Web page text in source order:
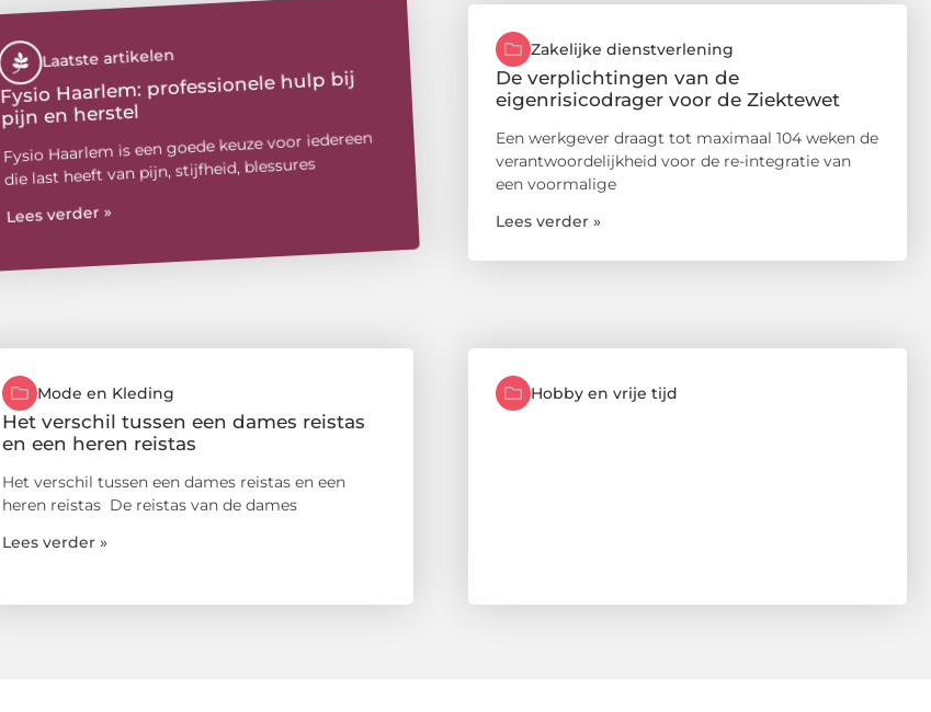
Laatste artikelen
Fysio Haarlem: professionele hulp bij
pijn en herstel
Fysio Haarlem is een goede keuze voor iedereen
die last heeft van pijn, stijfheid, blessures
Lees verder »
Zakelijke dienstverlening
De verplichtingen van de
eigenrisicodrager voor de Ziektewet
Een werkgever draagt tot maximaal 104 weken de
verantwoordelijkheid voor de re-integratie van
een voormalige
Lees verder »
Mode en Kleding
Het verschil tussen een dames reistas
en een heren reistas
Het verschil tussen een dames reistas en een
heren reistas De reistas van de dames
Lees verder »
Hobby en vrije tijd